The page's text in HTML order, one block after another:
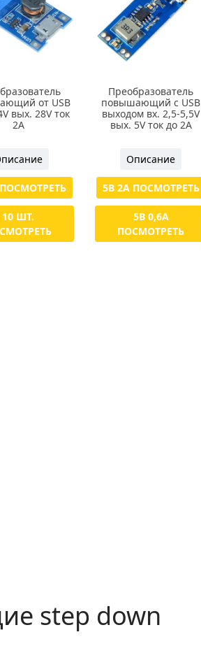
от USB
вых. 28V ток
2А
10 ШТ.
Преобразователь
повышающий с USB
выходом вх. 2,5-5,5V
вых. 5V ток до 2А
Описание
5В 2А ПОСМОТРЕТЬ
5В 0,6А
ПОСМОТРЕТЬ
step down